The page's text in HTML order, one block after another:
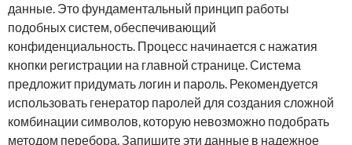
данные. Это фундаментальный принцип работы
подобных систем, обеспечивающий
конфиденциальность. Процесс начинается с нажатия
кнопки регистрации на главной странице. Система
предложит придумать логин и пароль. Рекомендуется
использовать генератор паролей для создания сложной
комбинации символов, которую невозможно подобрать
методом перебора. Запишите эти данные в надежное